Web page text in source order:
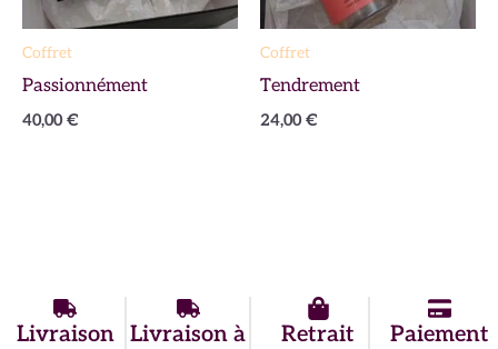
Coffret
Passionnément
40,00 €
Coffret
Tendrement
24,00 €
Livraison
Livraison à
Retrait
Paiement